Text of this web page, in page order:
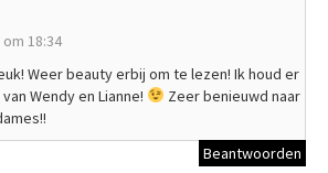
18:34
Weer beauty erbij om te lezen! Ik houd er
Wendy en Lianne!
Zeer benieuwd naar
Beantwoorden